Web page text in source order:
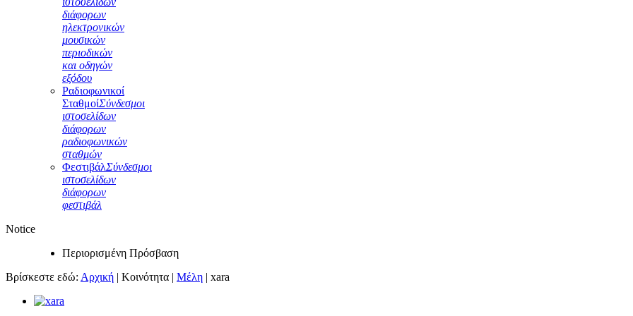
διάφορων
ηλεκτρονικών
μουσικών
περιοδικών
και οδηγών
εξόδου
Ραδιοφωνικοί
ΣταθμοίΣύνδεσμοι
ιστοσελίδων
διάφορων
ραδιοφωνικών
σταθμών
ΦεστιβάλΣύνδεσμοι
ιστοσελίδων
διάφορων
φεστιβάλ
Notice
Περιορισμένη Πρόσβαση
Βρίσκεστε εδώ: Αρχική | Κοινότητα | Μέλη | xara